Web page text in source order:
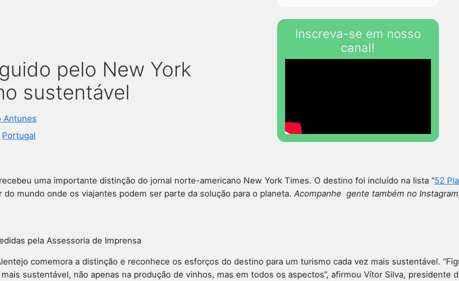
pelo New York
sustentável
Antunes
Portugal
uma importante distinção do jornal norte-americano New York Times. O destino foi incluído na lista “52
mundo onde os viajantes podem ser parte da solução para o planeta.Acompanhe gente também no
pela Assessoria de Imprensa
comemora a distinção e reconhece os esforços do destino para um turismo cada vez mais sustentável.
sustentável, não apenas na produção de vinhos, mas em todos os aspectos”, afirmou Vítor Silva, presidente
Inscreva-se em nosso
canal!